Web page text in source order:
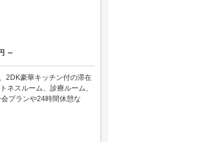
～
2DK豪華キッチン付の滞在
ネスルーム、診療ルーム、
プランや24時間休憩な